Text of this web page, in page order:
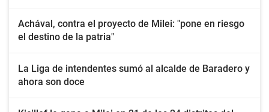
Achával, contra el proyecto de Milei: "pone en riesgo
el destino de la patria"
La Liga de intendentes sumó al alcalde de Baradero y
ahora son doce